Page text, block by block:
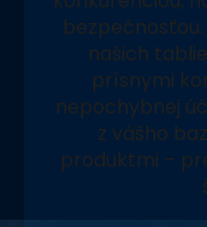
našich
prísnymi
nepochybnej
z vášho
produktmi –